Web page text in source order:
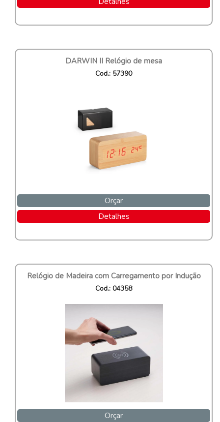
DARWIN II Relógio de mesa
Cod.: 57390
Orçar
Detalhes
Relógio de Madeira com Carregamento por Indução
Cod.: 04358
Orçar